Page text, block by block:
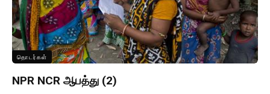
தொடர்கள்
NPR NCR ஆபத்து (2)